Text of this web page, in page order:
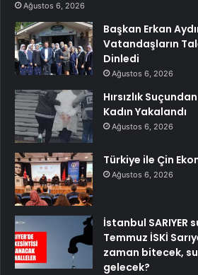
Ağustos 6, 2026
Başkan Erkan
Vatandaşların
Dinledi
Ağustos 6, 2026
Hırsızlık
Kadın Yakalandı
Ağustos 6, 2026
Türkiye ile Çin
Ağustos 6, 2026
İstanbul SARIYER
Temmuz İSKİ
zaman bitecek,
gelecek?